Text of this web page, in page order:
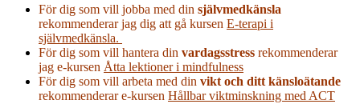
För dig som vill jobba med din självmedkänsla
rekommenderar jag dig att gå kursen E-terapi i
självmedkänsla.
För dig som vill hantera din vardagsstress rekommenderar
jag e-kursen Åtta lektioner i mindfulness
För dig som vill arbeta med din vikt och ditt känsloätande
rekommenderar e-kursen Hållbar viktminskning med ACT